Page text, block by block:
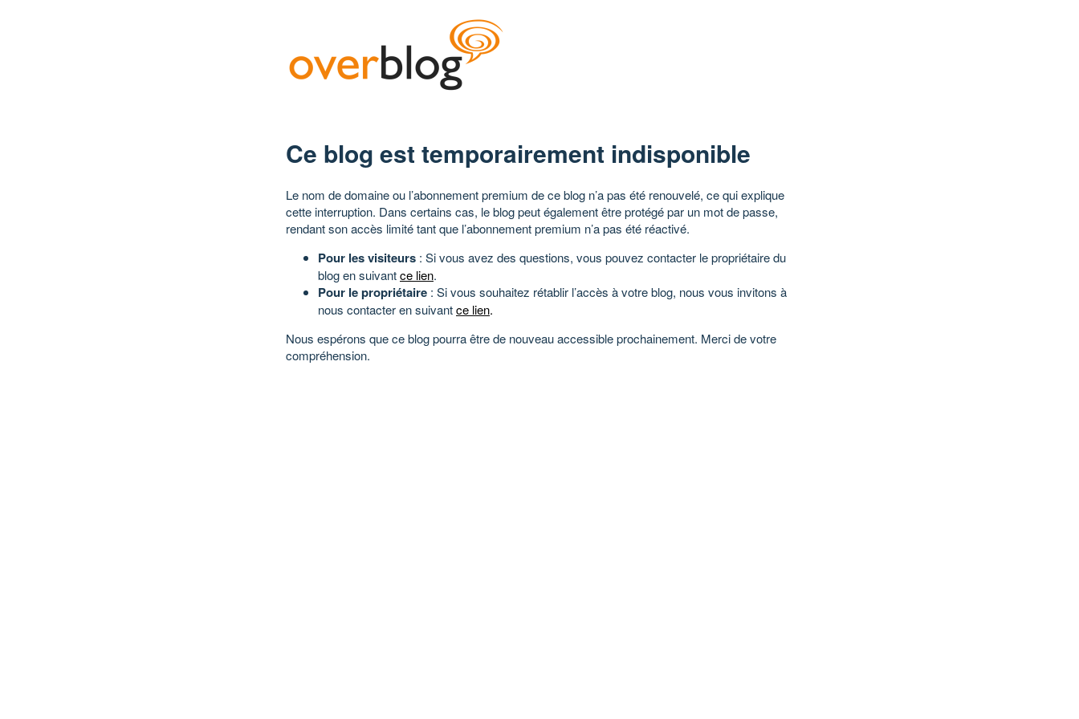
Ce blog est temporairement indisponible
Le nom de domaine ou l’abonnement premium de ce blog n’a pas été renouvelé, ce qui explique
cette interruption. Dans certains cas, le blog peut également être protégé par un mot de passe,
rendant son accès limité tant que l’abonnement premium n’a pas été réactivé.
Pour les visiteurs : Si vous avez des questions, vous pouvez contacter le propriétaire du
blog en suivantce lien.
Pour le propriétaire : Si vous souhaitez rétablir l’accès à votre blog, nous vous invitons à
nous contacter en suivantce lien.
Nous espérons que ce blog pourra être de nouveau accessible prochainement. Merci de votre
compréhension.